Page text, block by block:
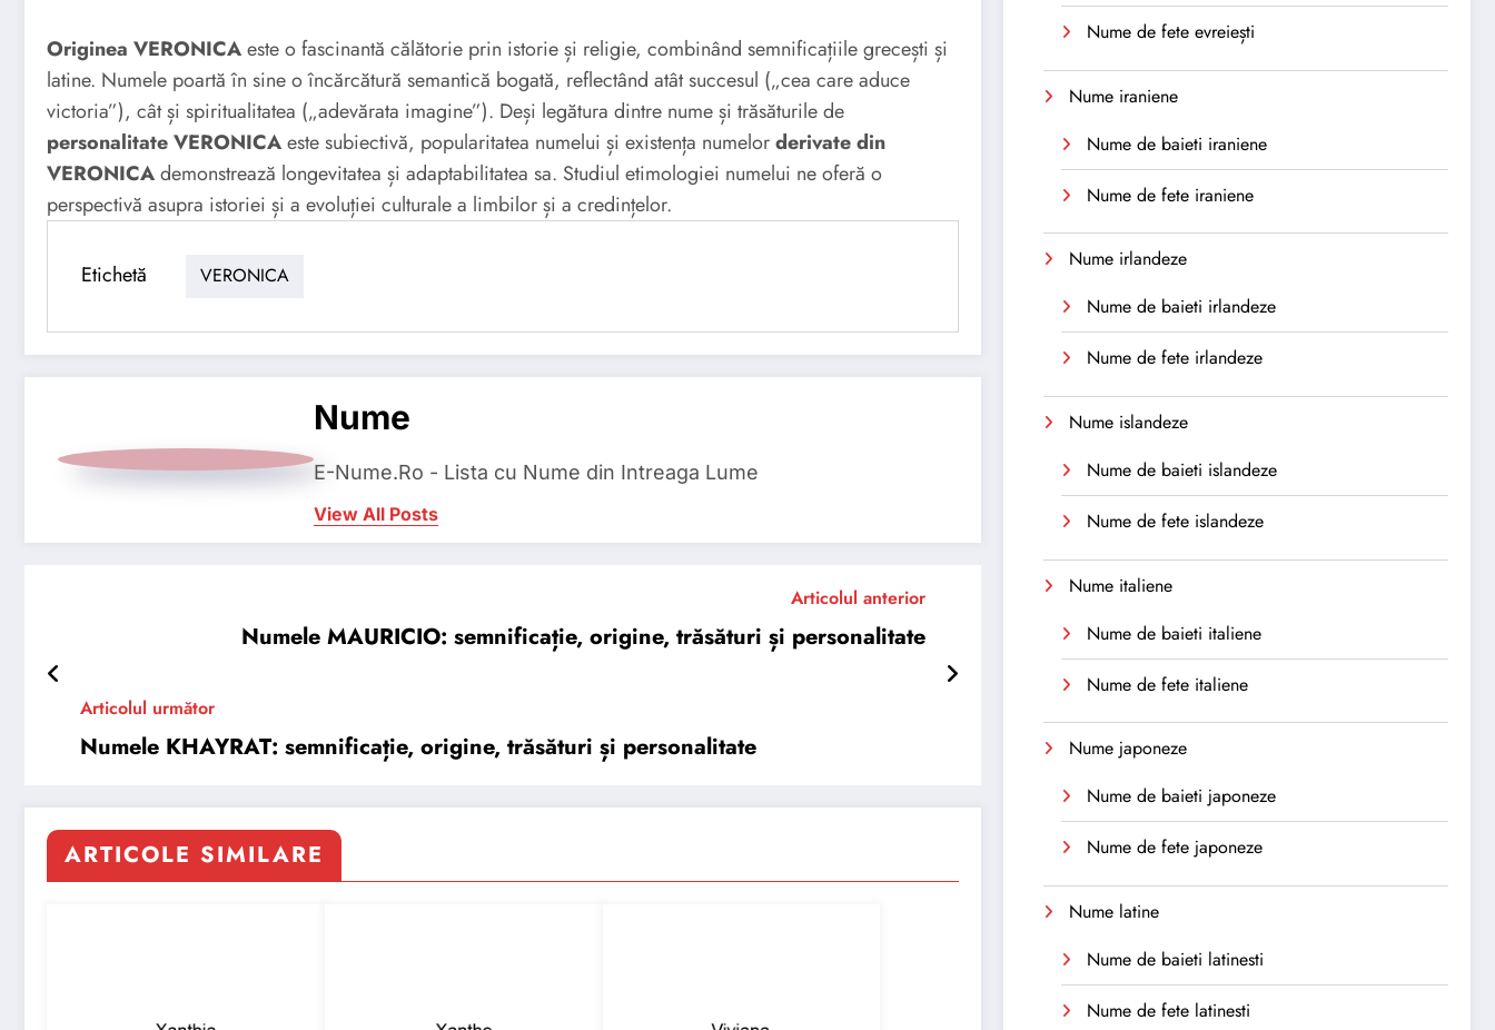
Originea VERONICAeste o fascinantă călătorie prin istorie și religie, combinând semnificațiile grecești și
latine. Numele poartă în sine o încărcătură semantică bogată, reflectând atât succesul („cea care aduce
victoria”), cât și spiritualitatea („adevărata imagine”). Deși legătura dintre nume și trăsăturile de
personalitate VERONICAeste subiectivă, popularitatea numelui și existența numelorderivate din
VERONICAdemonstrează longevitatea și adaptabilitatea sa. Studiul etimologiei numelui ne oferă o
perspectivă asupra istoriei și a evoluției culturale a limbilor și a credințelor.
Etichetă VERONICA
Nume
E-Nume.Ro - Lista cu Nume din Intreaga Lume
View All Posts
Articolul anterior
Numele MAURICIO: semnificație, origine, trăsături și personalitate
Articolul următor
Numele KHAYRAT: semnificație, origine, trăsături și personalitate
ARTICOLE SIMILARE
Nume de fete evreiești
Nume iraniene
Nume de baieti iraniene
Nume de fete iraniene
Nume irlandeze
Nume de baieti irlandeze
Nume de fete irlandeze
Nume islandeze
Nume de baieti islandeze
Nume de fete islandeze
Nume italiene
Nume de baieti italiene
Nume de fete italiene
Nume japoneze
Nume de baieti japoneze
Nume de fete japoneze
Nume latine
Nume de baieti latinesti
Nume de fete latinesti